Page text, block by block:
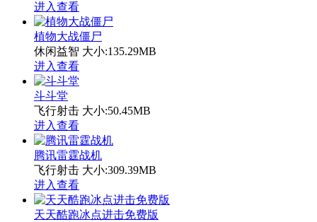
进入查看
植物大战僵尸
休闲益智 大小:135.29MB
进入查看
斗斗堂
飞行射击 大小:50.45MB
进入查看
腾讯雷霆战机
飞行射击 大小:309.39MB
进入查看
天天酷跑冰点进击免费版